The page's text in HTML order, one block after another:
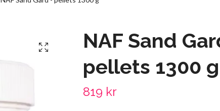
NAF Sand
pellets 1300 g
819 kr